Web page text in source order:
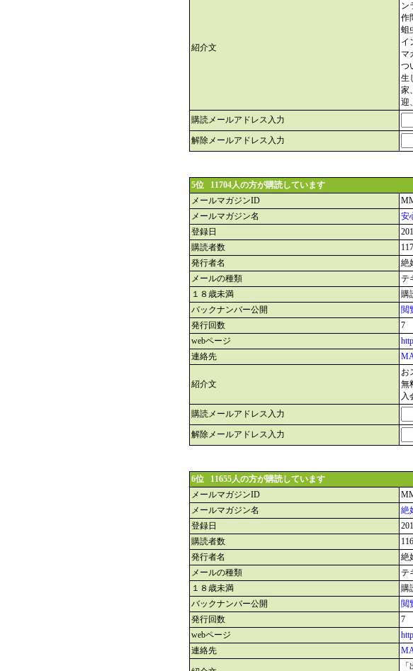
紹介文
ン
作
蛆
イ
マ
つ
生
家
迎
購読メールアドレス入力
解除メールアドレス入力
5位 11704人の方が購読しています
メールマガジンID
メールマガジン名
安
登録日
購読者数
発行者名
絶
メールの種類
テ
１８歳未満
購
バックナンバー公開
閲
発行回数
7
webページ
連絡先
紹介文
お
無
入
購読メールアドレス入力
解除メールアドレス入力
6位 11655人の方が購読しています
メールマガジンID
メールマガジン名
絶
登録日
購読者数
発行者名
絶
メールの種類
テ
１８歳未満
購
バックナンバー公開
閲
発行回数
7
webページ
連絡先